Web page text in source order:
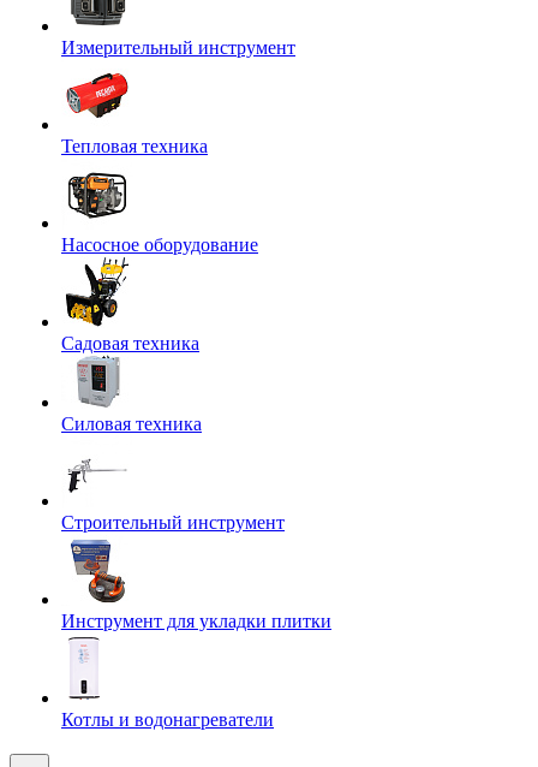
Измерительный инструмент
Тепловая техника
Насосное оборудование
Садовая техника
Силовая техника
Строительный инструмент
Инструмент для укладки плитки
Котлы и водонагреватели